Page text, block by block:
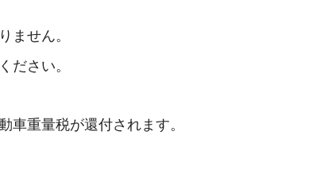
ません。
ださい。
車重量税が還付されます。